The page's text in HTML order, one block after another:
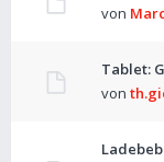
von
Tablet:
von